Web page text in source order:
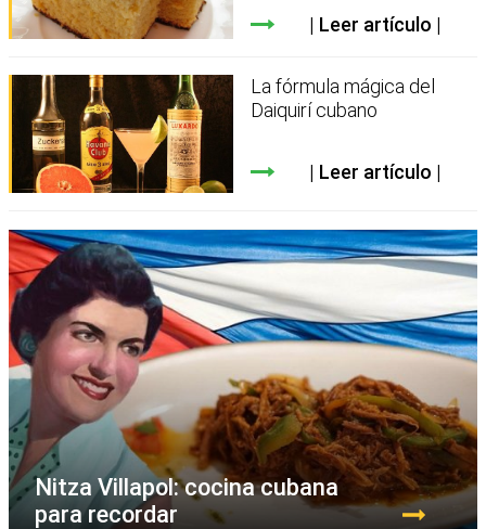
Leer artículo
La fórmula mágica del
Daiquirí cubano
Leer artículo
Nitza Villapol: cocina cubana
para recordar